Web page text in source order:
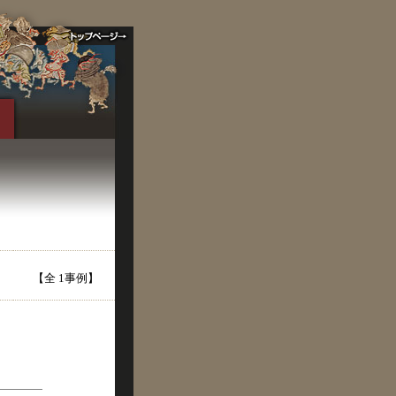
【全 1事例】